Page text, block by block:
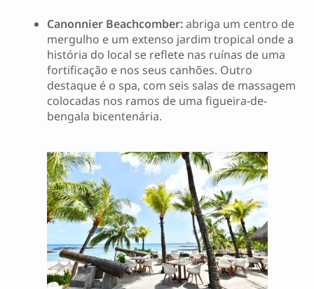
Canonnier Beachcomber:abriga um centro de
mergulho e um extenso jardim tropical onde a
história do local se reflete nas ruínas de uma
fortificação e nos seus canhões. Outro
destaque é o spa, com seis salas de massagem
colocadas nos ramos de uma figueira-de-
bengala bicentenária.